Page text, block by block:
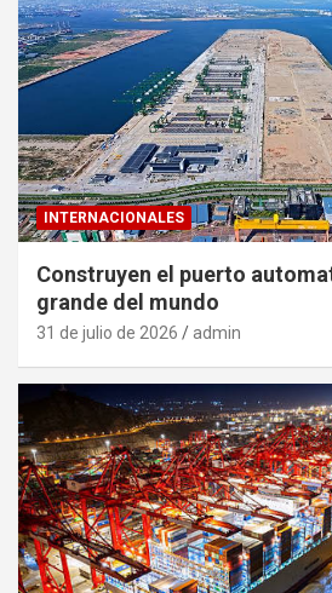
INTERNACIONALES
Construyen el puerto
grande del mundo
31 de julio de 2026 admin